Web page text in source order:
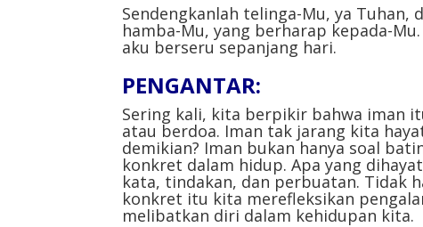
Sendengkanlah telinga-Mu, ya Tuhan,
hamba-Mu, yang berharap kepada-
aku berseru sepanjang hari.
PENGANTAR:
Sering kali, kita berpikir bahwa iman
atau berdoa. Iman tak jarang kita
demikian? Iman bukan hanya soal
konkret dalam hidup. Apa yang
kata, tindakan, dan perbuatan. Tidak
konkret itu kita merefleksikan
melibatkan diri dalam kehidupan kita.